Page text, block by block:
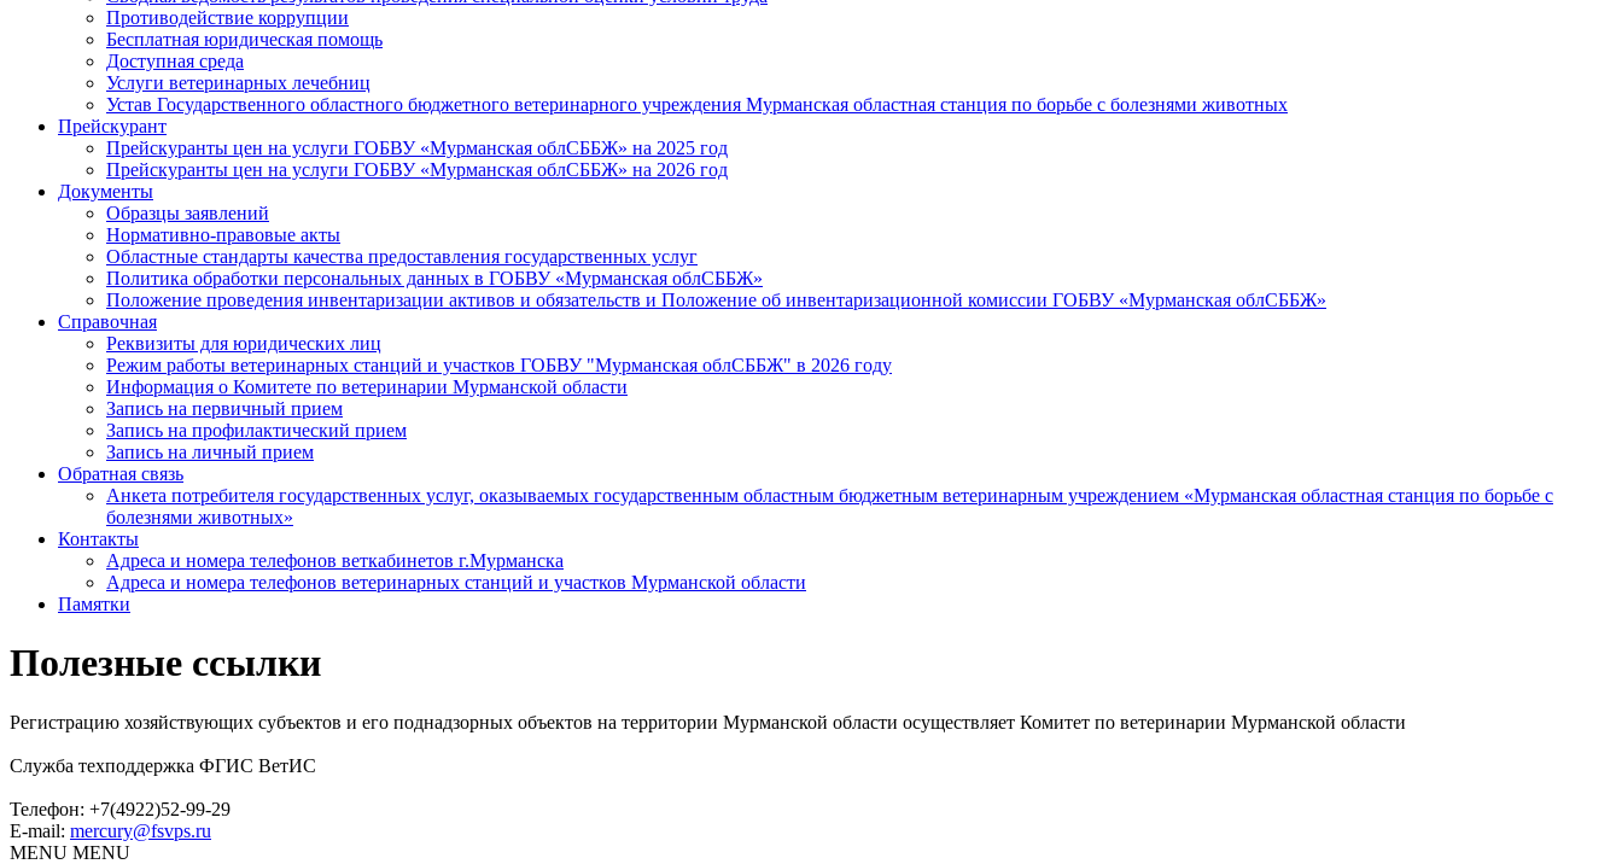
Противодействие коррупции
Бесплатная юридическая помощь
Доступная среда
Услуги ветеринарных лечебниц
Устав Государственного областного бюджетного ветеринарного учреждения Мурманская областная станция по борьбе с болезнями животных
Прейскурант
Прейскуранты цен на услуги ГОБВУ «Мурманская облСББЖ» на 2025 год
Прейскуранты цен на услуги ГОБВУ «Мурманская облСББЖ» на 2026 год
Документы
Образцы заявлений
Нормативно-правовые акты
Областные стандарты качества предоставления государственных услуг
Политика обработки персональных данных в ГОБВУ «Мурманская облСББЖ»
Положение проведения инвентаризации активов и обязательств и Положение об инвентаризационной комиссии ГОБВУ «Мурманская облСББЖ»
Справочная
Реквизиты для юридических лиц
Режим работы ветеринарных станций и участков ГОБВУ "Мурманская облСББЖ" в 2026 году
Информация о Комитете по ветеринарии Мурманской области
Запись на первичный прием
Запись на профилактический прием
Запись на личный прием
Обратная связь
Анкета потребителя государственных услуг, оказываемых государственным областным бюджетным ветеринарным учреждением «Мурманская областная станция по борьбе с
болезнями животных»
Контакты
Адреса и номера телефонов веткабинетов г.Мурманска
Адреса и номера телефонов ветеринарных станций и участков Мурманской области
Памятки
Полезные ссылки
Регистрацию хозяйствующих субъектов и его поднадзорных объектов на территории Мурманской области осуществляет Комитет по ветеринарии Мурманской области
Служба техподдержка ФГИС ВетИС
Телефон: +7(4922)52-99-29
E-mail: mercury@fsvps.ru
MENU MENU